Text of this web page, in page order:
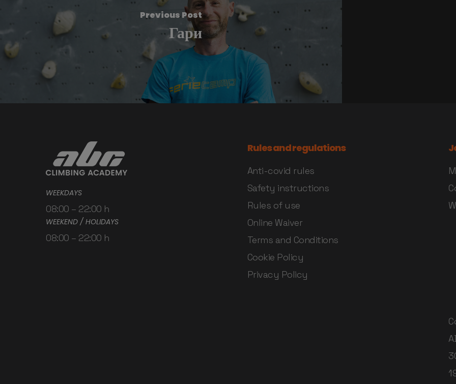
Previous Post
Гари
WEEKDAYS
08:00 – 22:00 h
WEEKEND / HOLIDAYS
08:00 – 22:00 h
Rules and regulations
Anti-covid rules
Safety instructions
Rules of use
Online Waiver
Terms and Conditions
Cookie Policy
Privacy Policy